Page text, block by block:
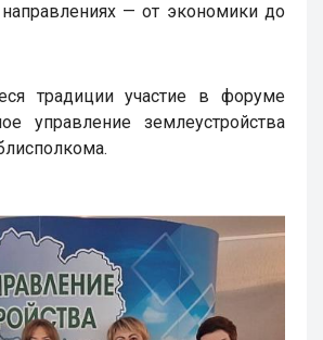
— от экономики до
традиции участие в форуме
управление землеустройства